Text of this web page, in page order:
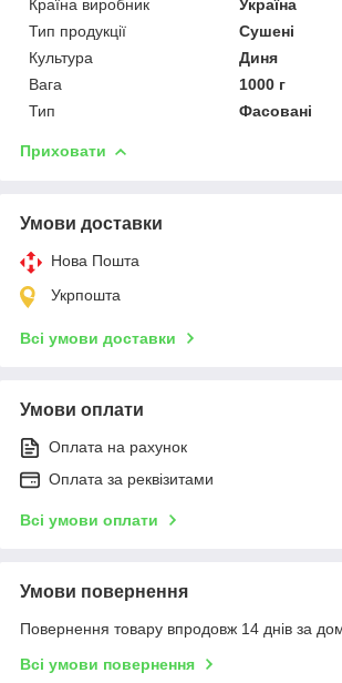
Країна виробник
Україна
Тип продукції
Сушені
Культура
Диня
Вага
1000 г
Тип
Фасовані
Приховати
Умови доставки
Нова Пошта
Укрпошта
Всі умови доставки
Умови оплати
Оплата на рахунок
Оплата за реквізитами
Всі умови оплати
Умови повернення
Повернення товару впродовж 14 днів за
Всі умови повернення